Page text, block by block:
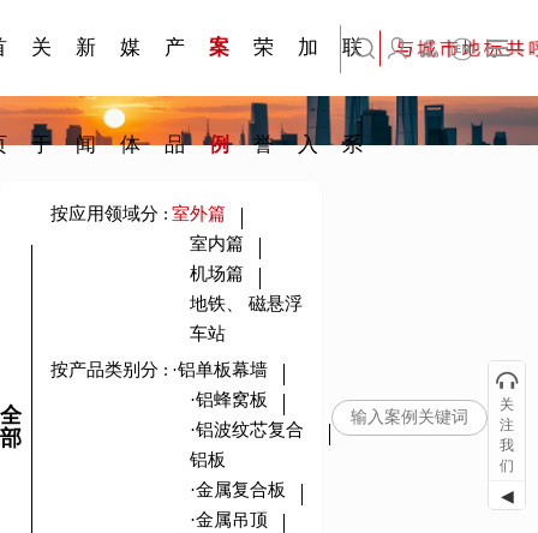
关
于
新
闻
媒
体
产
品
案
例
荣
誉
加
入
常见问题FAQ
联
系
English
全
部
按应用领域分 : 室外篇
室内篇
机场篇
地铁、 磁悬浮
车站
按产品类别分 : ·铝单板幕墙
·铝蜂窝板
·铝波纹芯复合
铝板
·金属复合板
·金属吊顶
关
注
我
们
◀